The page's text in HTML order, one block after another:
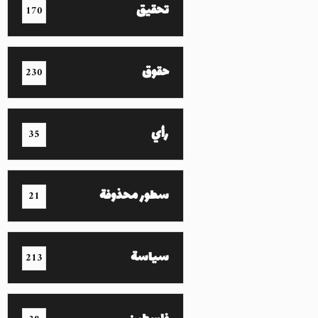
تحقيق 170
حقوق 230
رأي 35
سطور محذوفة 21
سياسة 213